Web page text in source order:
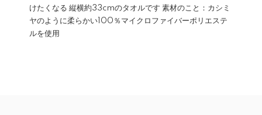
けたくなる 縦横約33cmのタオルです 素材のこと：カシミ
ヤのように柔らかい100％マイクロファイバーポリエステ
ルを使用